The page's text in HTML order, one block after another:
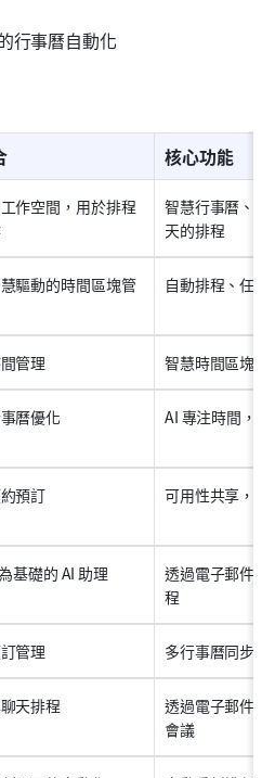
行事曆自動化
核心功能
作空間，用於排程
智慧行事曆、
天的排程
驅動的時間區塊管
自動排程、任
管理 智慧時間區塊
曆優化 AI 專注時間，
預訂 可用性共享，整
基礎的 AI 助理
透過電子郵件
程
管理 多行事曆同步
天排程
透過電子郵件
會議